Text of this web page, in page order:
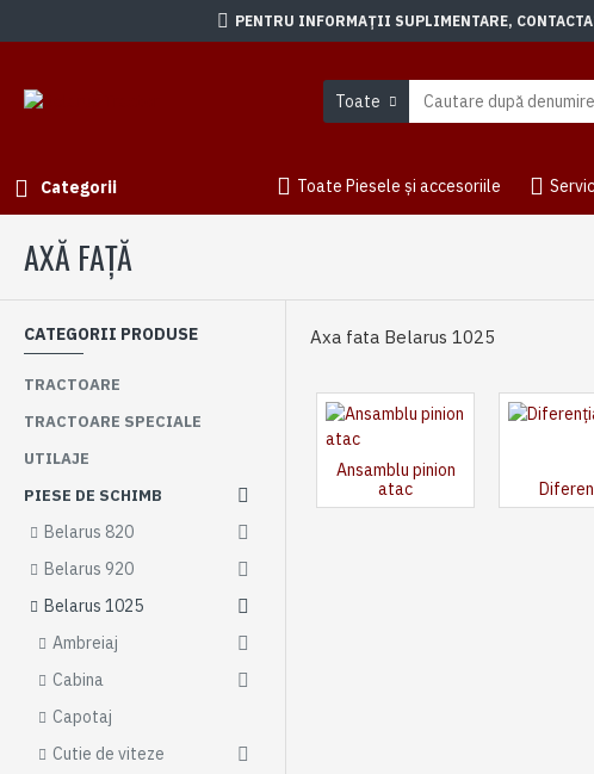
PENTRU INFORMAȚII SUPLIMENTARE,
Toate
Categorii Toate Piesele și accesoriile
AXĂ FAȚĂ
CATEGORII PRODUSE
TRACTOARE
TRACTOARE SPECIALE
UTILAJE
PIESE DE SCHIMB
Belarus 820
Belarus 920
Belarus 1025
Ambreiaj
Cabina
Capotaj
Cutie de viteze
Axa fata Belarus 1025
Ansamblu pinion
atac